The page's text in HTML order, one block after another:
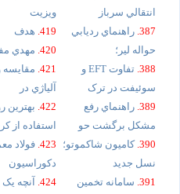
انتقالي سرباز
387. راهنماي رديابي
حواله لير؛
388.
تفاوت EFT و
سوئيفت در ترک
389. راهنماي رفع
مشکل برگشت حو
390. کاميون شاکموتو؛
نسل جديد
391. سامانه تخمين
ويزيت
419. هدف
420. مهدي
421. مقايسه
آلياژي در
422. بهترين
استفاده از
423. فولاد
دکوراسيون
424.
آنچه